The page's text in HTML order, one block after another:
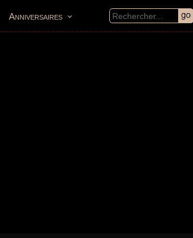
Anniversaires